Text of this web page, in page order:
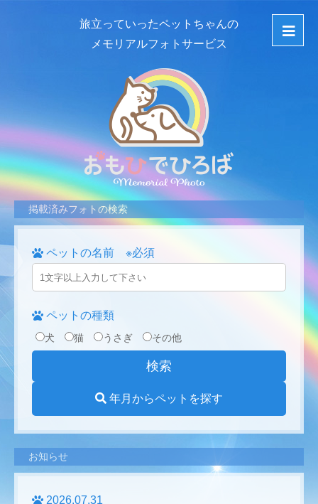
旅立っていったペットちゃんの
メモリアルフォトサービス
掲載済みフォトの検索
ペットの名前 ※必須
ペットの種類
犬 猫 うさぎ その他
年月からペットを探す
お知らせ
2026.07.31